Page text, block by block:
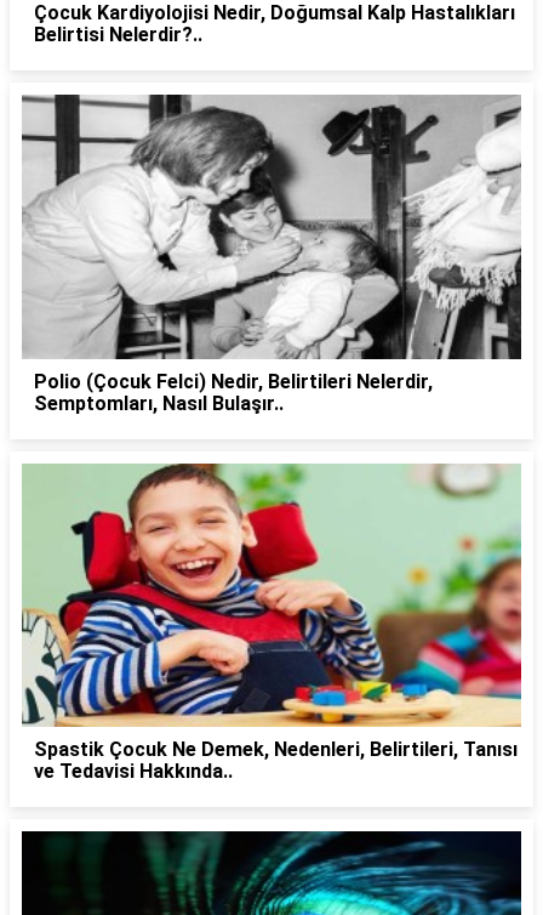
Çocuk Kardiyolojisi Nedir, Doğumsal Kalp Hastalıkları
Belirtisi Nelerdir?..
Polio (Çocuk Felci) Nedir, Belirtileri Nelerdir,
Semptomları, Nasıl Bulaşır..
Spastik Çocuk Ne Demek, Nedenleri, Belirtileri, Tanısı
ve Tedavisi Hakkında..